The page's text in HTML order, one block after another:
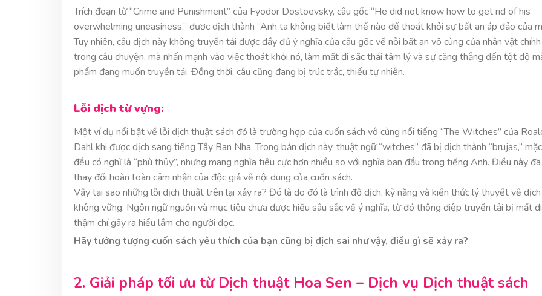
Trích đoạn từ “Crime and Punishment” của Fyodor Dostoevsky, câu gốc “He did not know how to get rid of his
overwhelming uneasiness.” được dịch thành “Anh ta không biết làm thế nào để thoát khỏi sự bất an áp đảo của
Tuy nhiên, câu dịch này không truyền tải được đầy đủ ý nghĩa của câu gốc về nỗi bất an vô cùng của nhân vật chính
trong câu chuyện, mà nhấn mạnh vào việc thoát khỏi nó, làm mất đi sắc thái tâm lý và sự căng thẳng đến tột độ
phẩm đang muốn truyền tải. Đồng thời, câu cũng đang bị trúc trắc, thiếu tự nhiên.
Lỗi dịch từ vựng:
Một ví dụ nổi bật về lỗi dịch thuật sách đó là trường hợp của cuốn sách vô cùng nổi tiếng “The Witches” của
Dahl khi được dịch sang tiếng Tây Ban Nha. Trong bản dịch này, thuật ngữ “witches” đã bị dịch thành “brujas,”
đều có nghĩ là “phù thủy”, nhưng mang nghĩa tiêu cực hơn nhiều so với nghĩa ban đầu trong tiếng Anh. Điều này
thay đổi hoàn toàn cảm nhận của độc giả về nội dung của cuốn sách.
Vậy tại sao những lỗi dịch thuật trên lại xảy ra? Đó là do đó là trình độ dịch, kỹ năng và kiến thức lý thuyết về dịch
không vững. Ngôn ngữ nguồn và mục tiêu chưa được hiểu sâu sắc về ý nghĩa, từ đó thông điệp truyền tải bị mất
thậm chí gây ra hiểu lầm cho người đọc.
Hãy tưởng tượng cuốn sách yêu thích của bạn cũng bị dịch sai như vậy, điều gì sẽ xảy ra?
2. Giải pháp tối ưu từ Dịch thuật Hoa Sen – Dịch vụ Dịch thuật sách